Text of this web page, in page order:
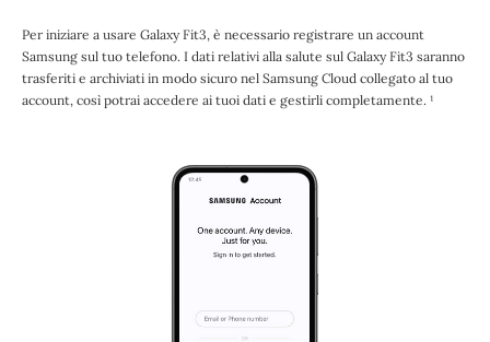
Per iniziare a usare Galaxy Fit3, è necessario registrare un account
Samsung sul tuo telefono. I dati relativi alla salute sul Galaxy Fit3 saranno
trasferiti e archiviati in modo sicuro nel Samsung Cloud collegato al tuo
account, così potrai accedere ai tuoi dati e gestirli completamente. ¹